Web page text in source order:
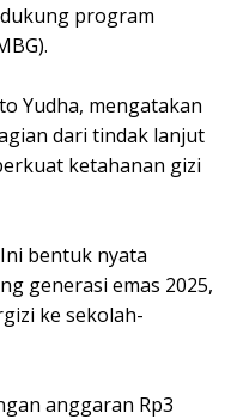
program
Yudha, mengatakan
dari tindak lanjut
ketahanan gizi
bentuk nyata
generasi emas 2025,
ke sekolah-
anggaran Rp3